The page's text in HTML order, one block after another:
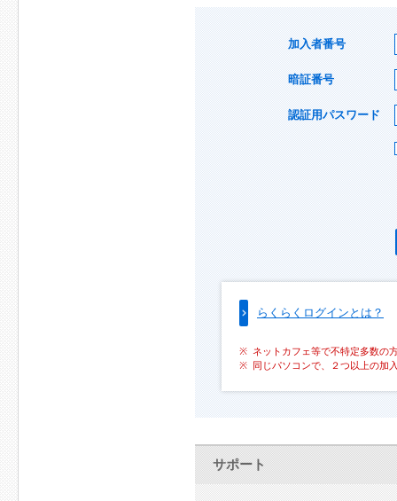
加入者番号
暗証番号
認証用パスワード
らくらくログインとは？
ネットカフェ等で不特定多数の
同じパソコンで、２つ以上の加
サポート